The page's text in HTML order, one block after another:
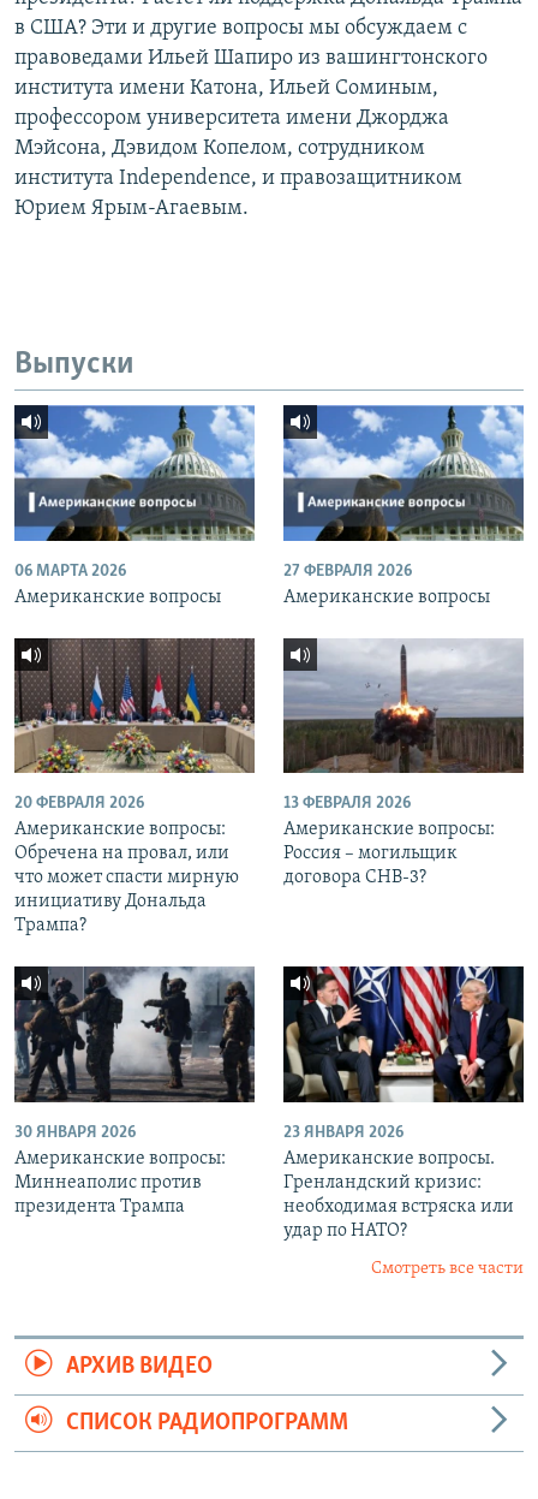
в США? Эти и другие вопросы мы обсуждаем с
правоведами Ильей Шапиро из вашингтонского
института имени Катона, Ильей Соминым,
профессором университета имени Джорджа
Мэйсона, Дэвидом Копелом, сотрудником
института Independence, и правозащитником
Юрием Ярым-Агаевым.
Выпуски
06 МАРТА 2026
Американские вопросы
27 ФЕВРАЛЯ 2026
Американские вопросы
20 ФЕВРАЛЯ 2026
Американские вопросы:
Обречена на провал, или
что может спасти мирную
инициативу Дональда
Трампа?
13 ФЕВРАЛЯ 2026
Американские вопросы:
Россия – могильщик
договора СНВ-3?
30 ЯНВАРЯ 2026
Американские вопросы:
Миннеаполис против
президента Трампа
23 ЯНВАРЯ 2026
Американские вопросы.
Гренландский кризис:
необходимая встряска или
удар по НАТО?
Смотреть все части
АРХИВ ВИДЕО
СПИСОК РАДИОПРОГРАММ